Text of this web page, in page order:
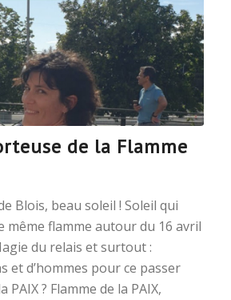
de la Flamme
Blois, beau soleil ! Soleil qui
même flamme autour du 16 avril
du relais et surtout :
et d’hommes pour ce passer
PAIX ? Flamme de la PAIX,